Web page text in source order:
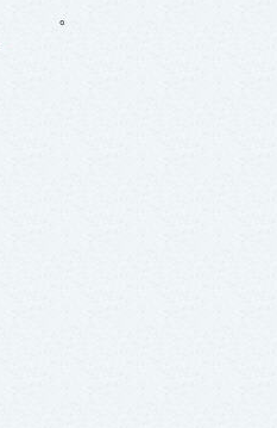
。